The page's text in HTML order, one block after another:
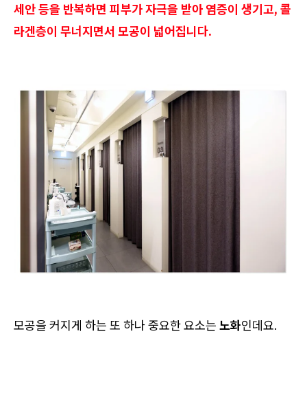
세안 등을 반복하면 피부가 자극을 받아 염증이 생기고, 콜
라겐층이 무너지면서 모공이 넓어집니다.
모공을 커지게 하는 또 하나 중요한 요소는 노화인데요.